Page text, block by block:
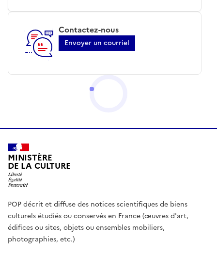
Contactez-nous
Envoyer un courriel
MINISTÈRE
DE LA CULTURE
POP décrit et diffuse des notices scientifiques de biens
culturels étudiés ou conservés en France (œuvres d'art,
édifices ou sites, objets ou ensembles mobiliers,
photographies, etc.)